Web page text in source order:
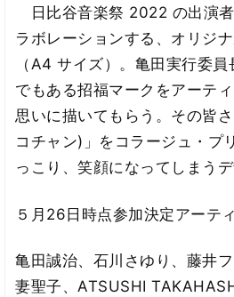
日比谷音楽祭 2022 の出演
ラボレーションする、オリジ
（A4 サイズ）。亀田実行委
でもある招福マークをアーテ
思いに描いてもらう。その皆
コチャン)」をコラージュ・プ
っこり、笑顔になってしまうデ
５月26日時点参加決定アーテ
亀田誠治、石川さゆり、藤井
妻聖子、ATSUSHI